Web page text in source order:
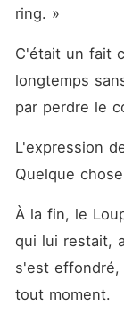
ring. »
C'était un fait
longtemps
par perdre le
L'expression
Quelque
À la fin, le
qui lui restait,
s'est effondré,
tout moment.